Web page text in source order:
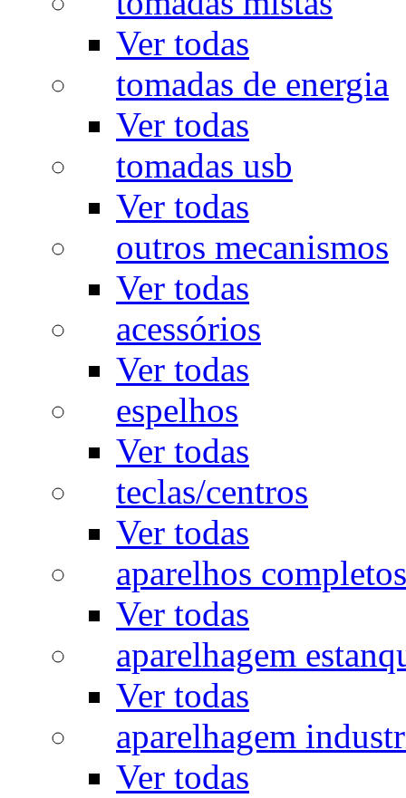
Ver todas
tomadas de energia
Ver todas
tomadas usb
Ver todas
outros mecanismos
Ver todas
acessórios
Ver todas
espelhos
Ver todas
teclas/centros
Ver todas
aparelhos completos
Ver todas
aparelhagem
Ver todas
aparelhagem
Ver todas